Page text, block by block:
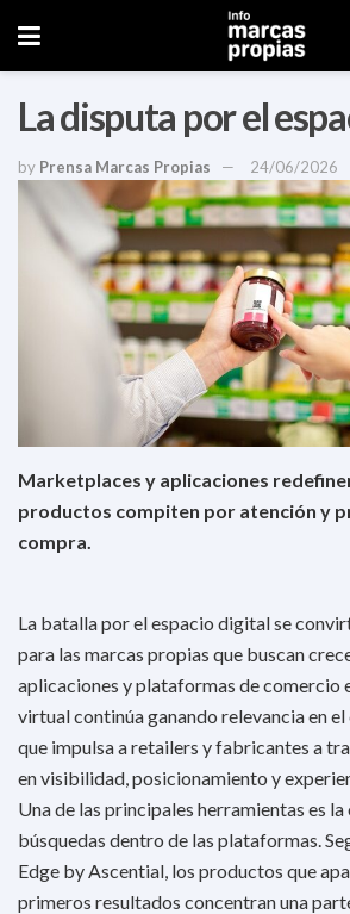
La disputa por el
by Prensa Marcas Propias 24/06/2026
Marketplaces y aplicaciones
productos compiten por atención y
compra.
La batalla por el espacio digital se
para las marcas propias que buscan
aplicaciones y plataformas de comercio
virtual continúa ganando relevancia en
que impulsa a retailers y fabricantes a
en visibilidad, posicionamiento y
Una de las principales herramientas es
búsquedas dentro de las plataformas.
Edge by Ascential, los productos que
primeros resultados concentran una